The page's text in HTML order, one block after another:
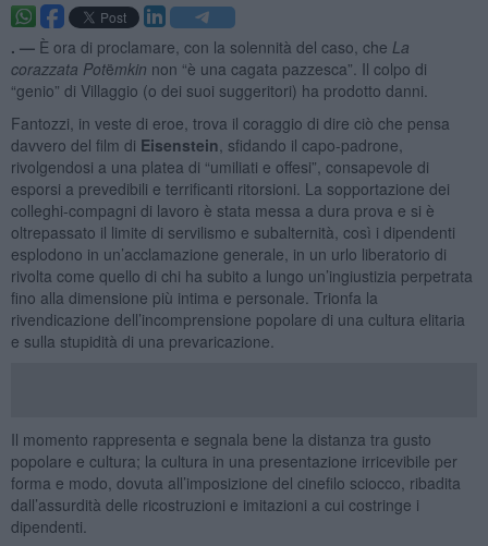
. — È ora di proclamare, con la solennità del caso, che La
corazzata Potëmkin non “è una cagata pazzesca”. Il colpo di
“genio” di Villaggio (o dei suoi suggeritori) ha prodotto danni.
Fantozzi, in veste di eroe, trova il coraggio di dire ciò che pensa
davvero del film di Eisenstein , sfidando il capo-padrone,
rivolgendosi a una platea di “umiliati e offesi”, consapevole di
esporsi a prevedibili e terrificanti ritorsioni. La sopportazione dei
colleghi-compagni di lavoro è stata messa a dura prova e si è
oltrepassato il limite di servilismo e subalternità, così i dipendenti
esplodono in un’acclamazione generale, in un urlo liberatorio di
rivolta come quello di chi ha subito a lungo un’ingiustizia perpetrata
fino alla dimensione più intima e personale. Trionfa la
rivendicazione dell’incomprensione popolare di una cultura elitaria
e sulla stupidità di una prevaricazione.
Il momento rappresenta e segnala bene la distanza tra gusto
popolare e cultura; la cultura in una presentazione irricevibile per
forma e modo, dovuta all’imposizione del cinefilo sciocco, ribadita
dall’assurdità delle ricostruzioni e imitazioni a cui costringe i
dipendenti.